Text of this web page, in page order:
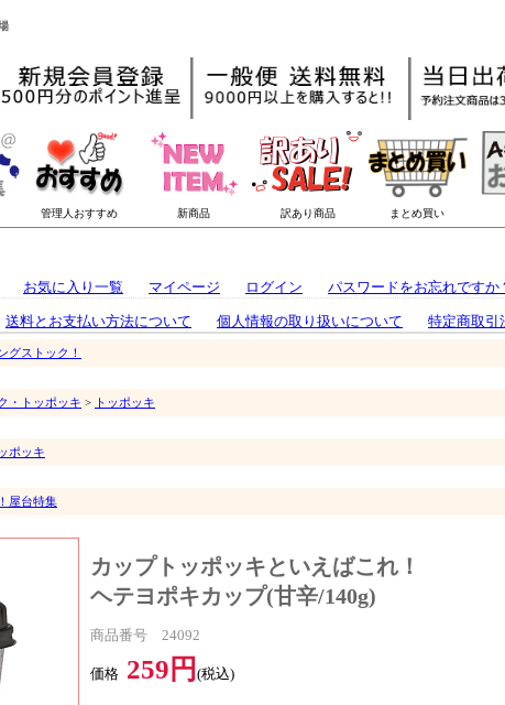
お気に入り一覧 マイページ ログイン パスワードをお忘れですか
送料とお支払い方法について 個人情報の取り扱いについて 特定商取引
グストック！
・トッポッキ > トッポッキ
ポッキ
屋台特集
カップトッポッキといえばこれ！
ヘテヨポキカップ(甘辛/140g)
商品番号 24092
価格 259円 (税込)